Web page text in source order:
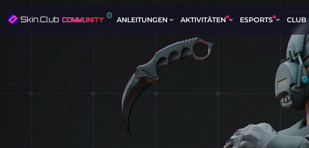
ANLEITUNGEN AKTIVITÄTEN ESPORTS CLUB